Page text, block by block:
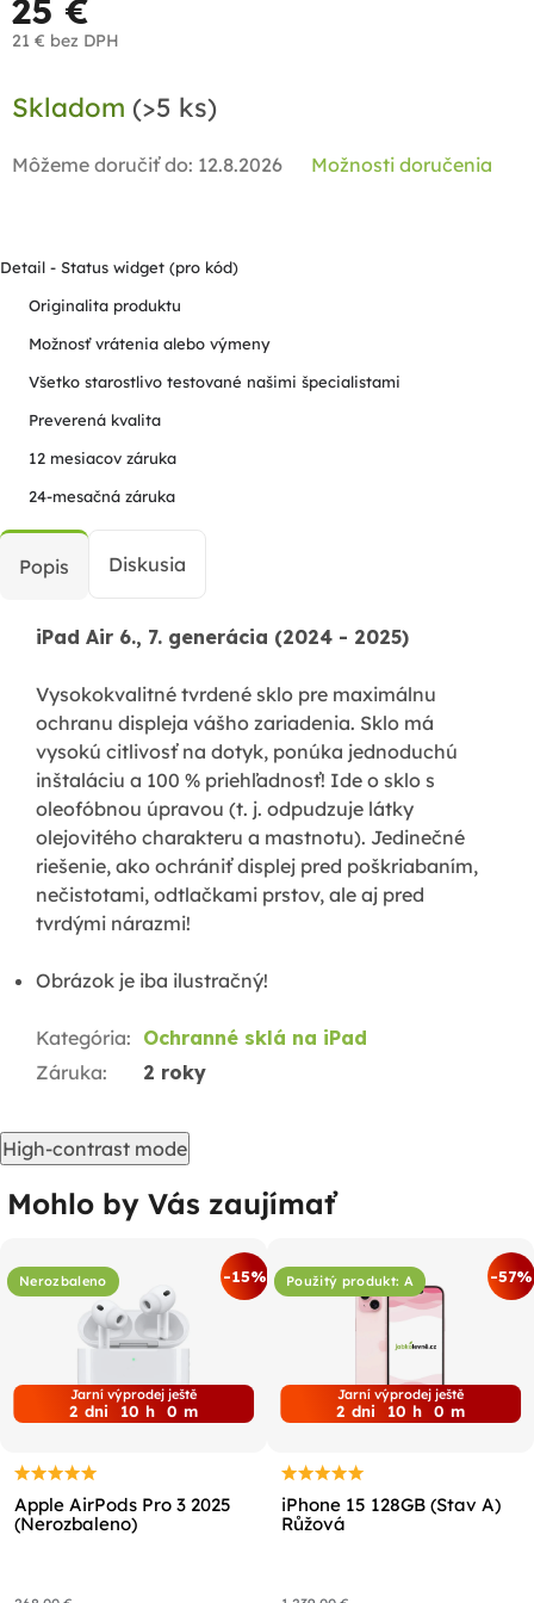
25 €
21 € bez DPH
cena:
Skladom (>5 ks)
Môžeme doručiť do: 12.8.2026 Možnosti doručenia
Detail - Status widget (pro kód)
Originalita produktu
Možnosť vrátenia alebo výmeny
Všetko starostlivo testované našimi špecialistami
Preverená kvalita
12 mesiacov záruka
24-mesačná záruka
Popis Diskusia
iPad Air 6., 7. generácia (2024 - 2025)
Vysokokvalitné tvrdené sklo pre maximálnu
ochranu displeja vášho zariadenia. Sklo má
vysokú citlivosť na dotyk, ponúka jednoduchú
inštaláciu a 100 % priehľadnosť! Ide o sklo s
oleofóbnou úpravou (t. j. odpudzuje látky
olejovitého charakteru a mastnotu). Jedinečné
riešenie, ako ochrániť displej pred poškriabaním,
nečistotami, odtlačkami prstov, ale aj pred
tvrdými nárazmi!
Obrázok je iba ilustračný!
Kategória: Ochranné sklá na iPad
Záruka: 2 roky
High-contrast mode
Mohlo by Vás zaujímať
Nerozbaleno -15%
Jarní výprodej ještě
2 dni 10 h 0 m
Apple AirPods Pro 3 2025
(Nerozbaleno)
Použitý produkt: A -57%
Jarní výprodej ještě
2 dni 10 h 0 m
iPhone 15 128GB (Stav A)
Růžová